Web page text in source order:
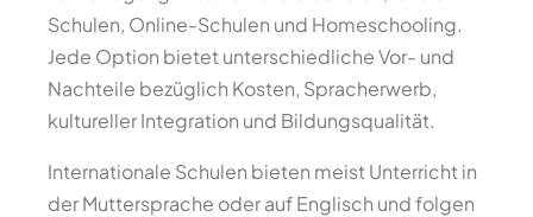
Schulen, Online-Schulen und Homeschooling.
Jede Option bietet unterschiedliche Vor- und
Nachteile bezüglich Kosten, Spracherwerb,
kultureller Integration und Bildungsqualität.
Internationale Schulen bieten meist Unterricht in
der Muttersprache oder auf Englisch und folgen